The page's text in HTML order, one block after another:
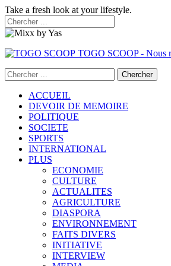
Take a fresh look at your lifestyle.
TOGO SCOOP - Nous
ACCUEIL
DEVOIR DE MEMOIRE
POLITIQUE
SOCIETE
SPORTS
INTERNATIONAL
PLUS
ECONOMIE
CULTURE
ACTUALITES
AGRICULTURE
DIASPORA
ENVIRONNEMENT
FAITS DIVERS
INITIATIVE
INTERVIEW